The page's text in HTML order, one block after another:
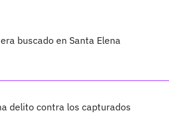
buscado en Santa Elena
delito contra los capturados